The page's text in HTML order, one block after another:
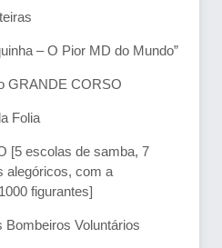
– O Pior MD do Mundo”
GRANDE CORSO
Folia
[5 escolas de samba, 7
alegóricos, com a
figurantes]
Bombeiros Voluntários